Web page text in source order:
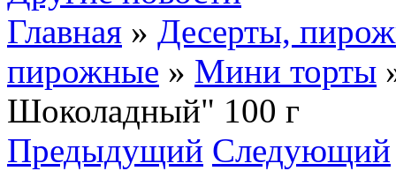
Главная » Десерты,
пирожные » Мини торты
Шоколадный" 100 г
Предыдущий Следующий